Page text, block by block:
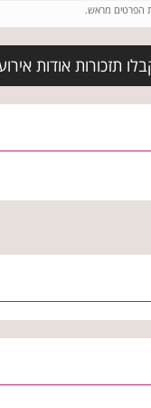
הפרטים מראש.
תזכורות אודות